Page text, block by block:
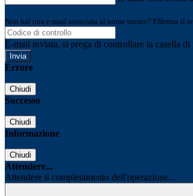
Non hai una e-mail associata al nome utente? Effettua il
E-mail inviata, si prega di controllare la casella di
Errore
Chiudi
Successo
Chiudi
Informazione
Chiudi
Attendere...
Attendere il completamento dell'operazione...